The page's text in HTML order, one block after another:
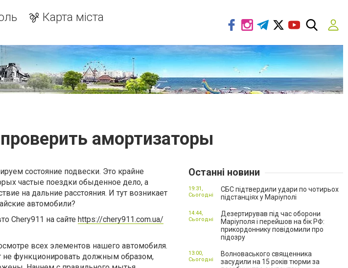
Карта міста
амортизаторы
состояние подвески. Это крайне
частые поездки обыденное дело, а
на дальние расстояния. И тут возникает
автомобили?
Chery911 на сайте https://chery911.com.ua/
всех элементов нашего автомобиля.
функционировать должным образом,
Останні новини
СБС підтвердили удари по чотирьох
підстанціях у Маріуполі
19:31,
Сьогодні
Дезертирував під час оборони
Маріуполя і перейшов на бік РФ:
прикордоннику повідомили про
підозру
14:44,
Сьогодні
Волноваського священника
засудили на 15 років тюрми за
13:00,
Сьогодні